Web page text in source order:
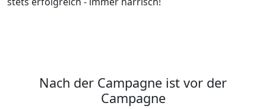
Nach der Campagne ist vor der
Campagne